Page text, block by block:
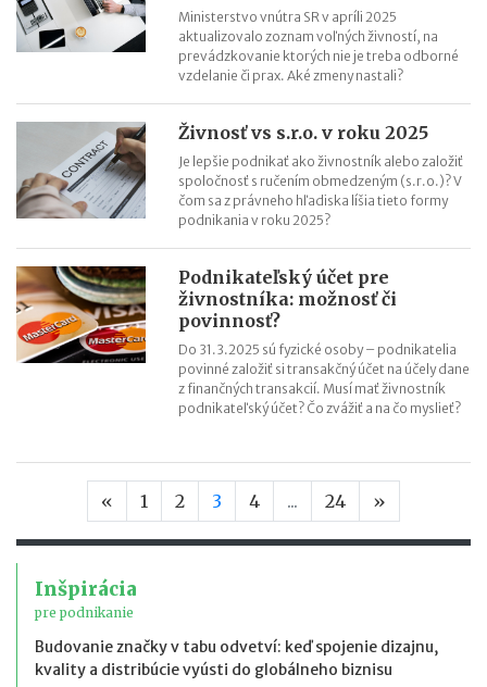
Ministerstvo vnútra SR v apríli 2025
aktualizovalo zoznam voľných živností, na
prevádzkovanie ktorých nie je treba odborné
vzdelanie či prax. Aké zmeny nastali?
Živnosť vs s.r.o. v roku 2025
Je lepšie podnikať ako živnostník alebo založiť
spoločnosť s ručením obmedzeným (s.r.o.)? V
čom sa z právneho hľadiska líšia tieto formy
podnikania v roku 2025?
Podnikateľský účet pre
živnostníka: možnosť či
povinnosť?
Do 31.3.2025 sú fyzické osoby – podnikatelia
povinné založiť si transakčný účet na účely dane
z finančných transakcií. Musí mať živnostník
podnikateľský účet? Čo zvážiť a na čo myslieť?
« Predchádzajúca strana
1 2 3 4 ... 24 »
Inšpirácia
pre podnikanie
Budovanie značky v tabu odvetví: keď spojenie dizajnu,
kvality a distribúcie vyústi do globálneho biznisu